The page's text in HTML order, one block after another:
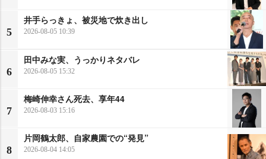
5
井手らっきょ、被災地で炊き出し
2026-08-05 10:39
6
田中みな実、うっかりネタバレ
2026-08-05 15:32
7
梅崎伸幸さん死去、享年44
2026-08-03 15:16
8
片岡鶴太郎、自家農園での“発見”
2026-08-04 14:05